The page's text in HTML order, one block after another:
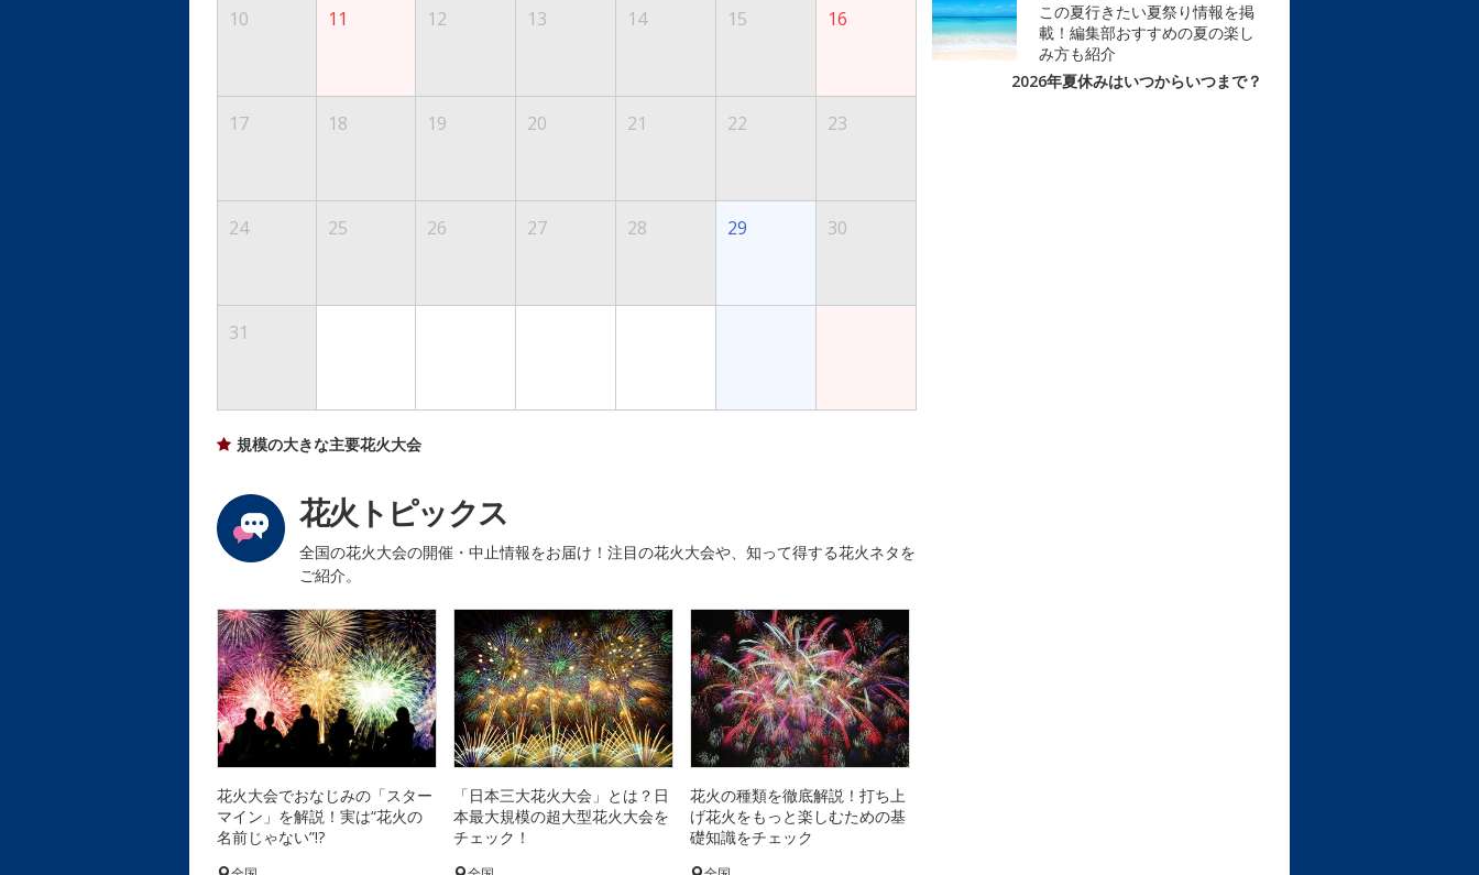
10 11 12 13 14 15 16
17 18 19 20 21 22 23
24 25 26 27 28 29 30
31
規模の大きな主要花火大会
花火トピックス
全国の花火大会の開催・中止情報をお届け！注目の花火大会や、知って得する花火ネタを
ご紹介。
花火大会でおなじみの「スター
マイン」を解説！実は“花火の
名前じゃない”!?
「日本三大花火大会」とは？日
本最大規模の超大型花火大会を
チェック！
花火の種類を徹底解説！打ち上
げ花火をもっと楽しむための基
礎知識をチェック
この夏行きたい夏祭り情報を掲
載！編集部おすすめの夏の楽し
み方も紹介
2026年夏休みはいつからいつまで？